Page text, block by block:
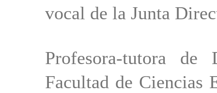
vocal de la Junta
Profesora-tutora
Facultad de Ciencias